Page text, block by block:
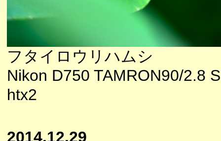
フタイロウリハムシ
Nikon D750 TAMRON90/2.8
htx2
2014.12.29